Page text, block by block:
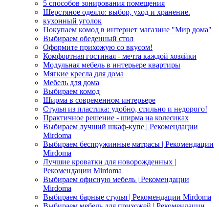
5 способов зонирования помещения
Шерстяное одеяло: выбор, уход и хранение.
кухонный уголок
Покупаем комод в интернет магазине "Мир дома"
Выбираем обеденный стол
Оформите прихожую со вкусом!
Комфортная гостиная - мечта каждой хозяйки
Модульная мебель в интерьере квартиры
Мягкие кресла для дома
Мебель для дома
Выбираем комод
Ширма в современном интерьере
Стулья из пластика: удобно, стильно и недорого!
Практичное решение - ширма на колесиках
Выбираем лучший шкаф-купе | Рекомендации
Mirdoma
Выбираем беспружинные матрасы | Рекомендации
Mirdoma
Лучшие кроватки для новорожденных |
Рекомендации Mirdoma
Выбираем офисную мебель | Рекомендации
Mirdoma
Выбираем барные стулья | Рекомендации Mirdoma